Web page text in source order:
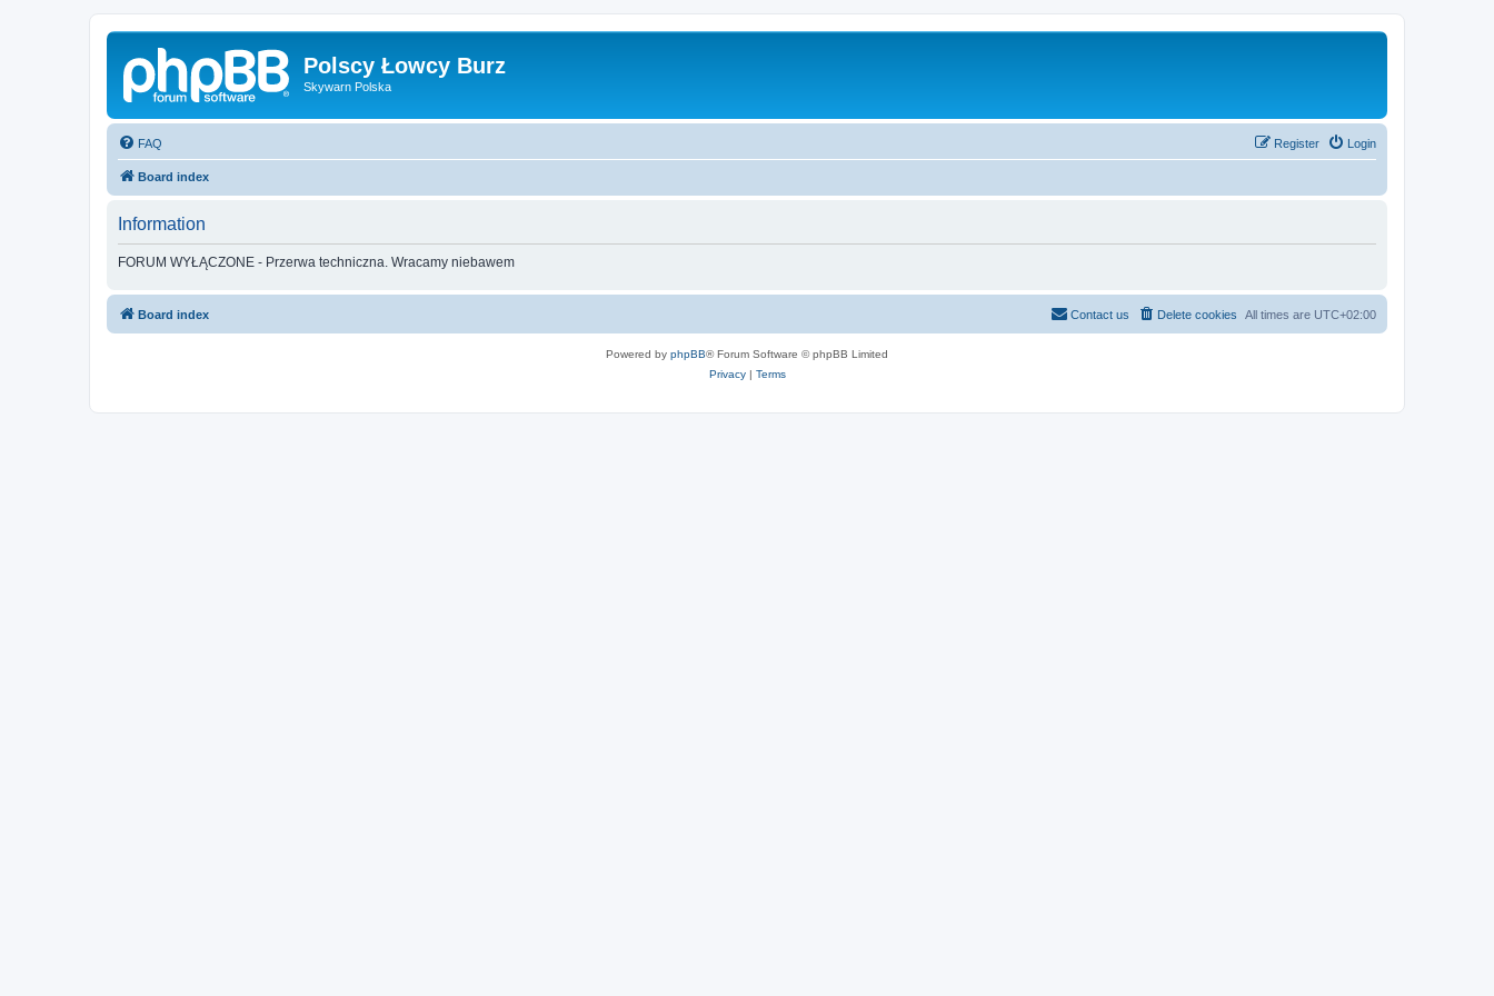
Polscy Łowcy Burz
Skywarn Polska
FAQ Login
Register
Board index
Information
FORUM WYŁĄCZONE - Przerwa techniczna. Wracamy niebawem
Board index All times are UTC+02:00
Delete cookies
Contact us
Powered by phpBB® Forum Software © phpBB Limited
Privacy| Terms